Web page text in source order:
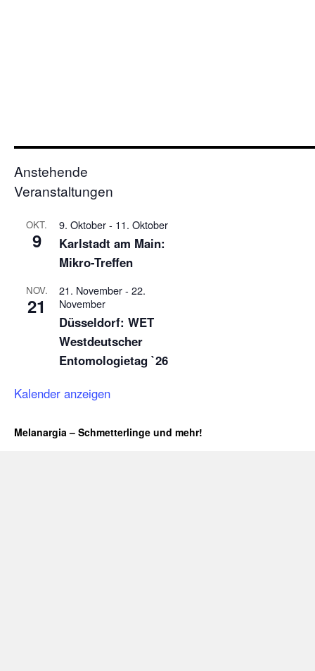
Anstehende
Veranstaltungen
OKT.
9
9. Oktober- 11. Oktober
Karlstadt am Main:
Mikro-Treffen
NOV.
21
21. November- 22.
November
Düsseldorf: WET
Westdeutscher
Entomologietag `26
Kalender anzeigen
Melanargia – Schmetterlinge und mehr!